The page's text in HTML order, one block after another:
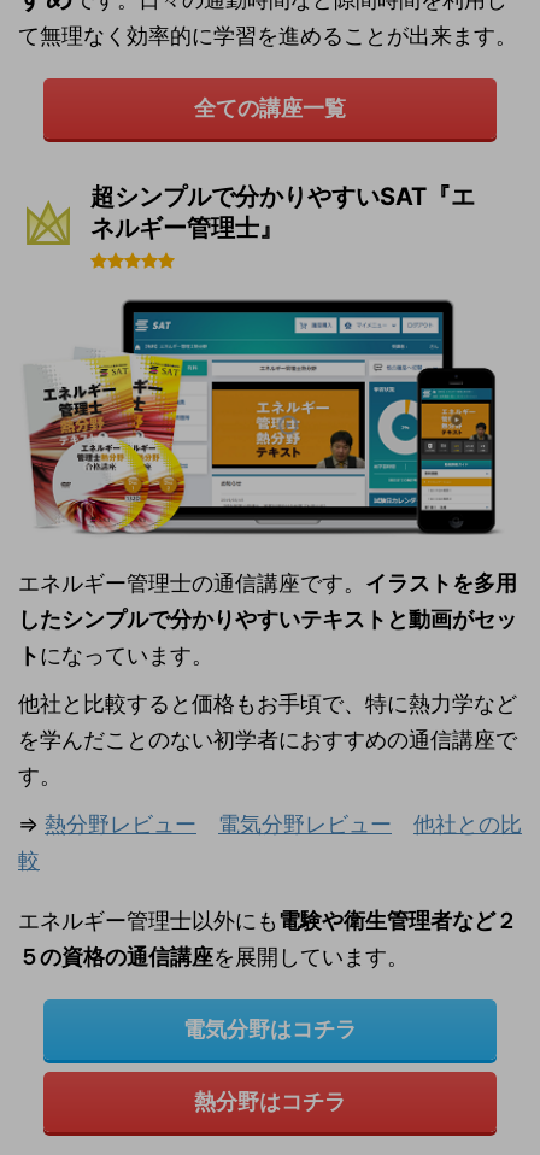
て無理なく効率的に学習を進めることが出来ます。
全ての講座一覧
超シンプルで分かりやすいSAT『エ
ネルギー管理士』
エネルギー管理士の通信講座です。 イラストを多用
したシンプルで分かりやすいテキストと動画がセッ
トになっています。
他社と比較すると価格もお手頃で、特に熱力学など
を学んだことのない初学者におすすめの通信講座で
す。
⇒ 熱分野レビュー 電気分野レビュー
他社との比
較
エネルギー管理士以外にも電験や衛生管理者など２
５の資格の通信講座を展開しています。
電気分野はコチラ
熱分野はコチラ